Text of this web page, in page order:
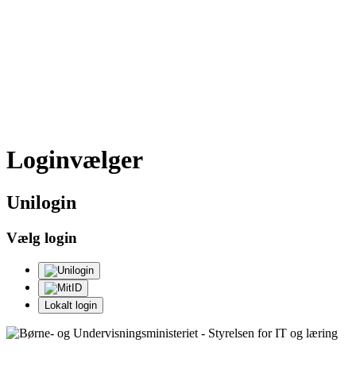
Loginvælger
Unilogin
Vælg login
Lokalt login